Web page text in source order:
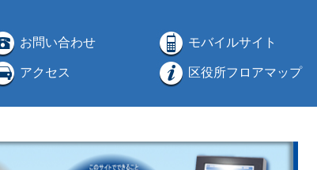
お問い合わせ モバイルサイト
アクセス 区役所フロアマップ